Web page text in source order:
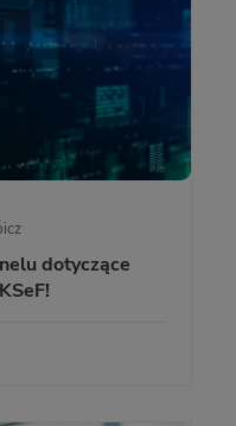
dotyczące